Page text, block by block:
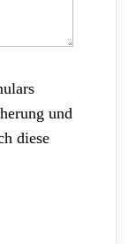
und
diese